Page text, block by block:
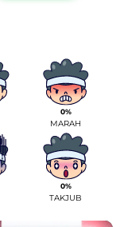
0%
MARAH
0%
TAKJUB